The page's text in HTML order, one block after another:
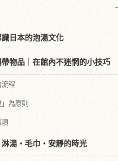
日本的泡湯文化
物品｜在館內不迷惘的小技巧
程
為原則
項
湯・毛巾・安靜的時光